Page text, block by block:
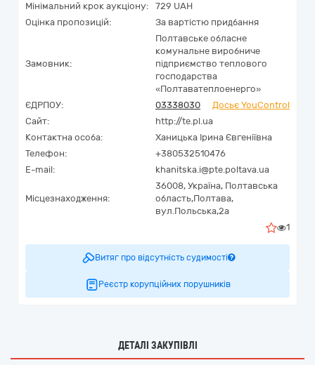
Мінімальний крок аукціону:
729 UAH
Оцінка пропозицій:
За вартістю придбання
Замовник:
Полтавське обласне
комунальне виробниче
підприємство теплового
господарства
«Полтаватеплоенерго»
ЄДРПОУ:
03338030
Досьє YouControl
Сайт:
http://te.pl.ua
Контактна особа:
Ханицька Ірина Євгеніївна
Телефон:
+380532510476
E-mail:
khanitska.i@pte.poltava.ua
Місцезнаходження:
36008, Україна, Полтавська
область,Полтава,
вул.Польська,2а
1
Витяг про відсутність судимості
Реєстр корупційних порушників
ДЕТАЛІ ЗАКУПІВЛІ